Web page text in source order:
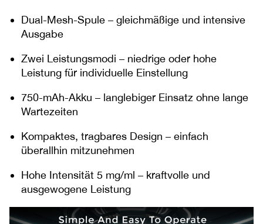
Dual-Mesh-Spule – gleichmäßige und intensive
Ausgabe
Zwei Leistungsmodi – niedrige oder hohe
Leistung für individuelle Einstellung
750-mAh-Akku – langlebiger Einsatz ohne lange
Wartezeiten
Kompaktes, tragbares Design – einfach
überallhin mitzunehmen
Hohe Intensität 5 mg/ml – kraftvolle und
ausgewogene Leistung